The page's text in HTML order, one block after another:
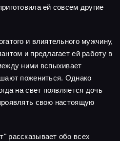
ей совсем другие
и влиятельного мужчину,
и предлагает ей работу в
ними вспыхивает
пожениться. Однако
на свет появляется дочь
свою настоящую
рассказывает обо всех